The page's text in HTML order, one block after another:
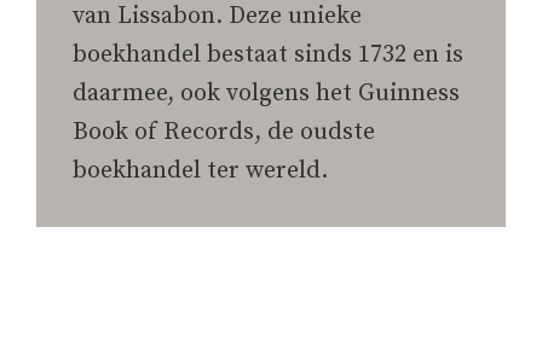
van Lissabon. Deze unieke
boekhandel bestaat sinds 1732 en is
daarmee, ook volgens het Guinness
Book of Records, de oudste
boekhandel ter wereld.